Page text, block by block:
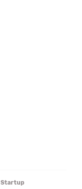
Startup